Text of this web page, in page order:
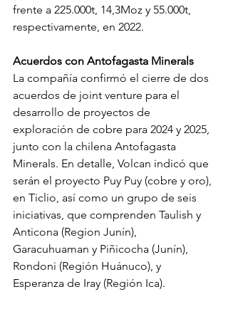
frente a 225.000t, 14,3Moz y 55.000t,
respectivamente, en 2022.
Acuerdos con Antofagasta Minerals
La compañía confirmó el cierre de dos
acuerdos de joint venture para el
desarrollo de proyectos de
exploración de cobre para 2024 y 2025,
junto con la chilena Antofagasta
Minerals. En detalle, Volcan indicó que
serán el proyecto Puy Puy (cobre y oro),
en Ticlio, así como un grupo de seis
iniciativas, que comprenden Taulish y
Anticona (Region Junín),
Garacuhuaman y Piñicocha (Junín),
Rondoni (Región Huánuco), y
Esperanza de Iray (Región Ica).